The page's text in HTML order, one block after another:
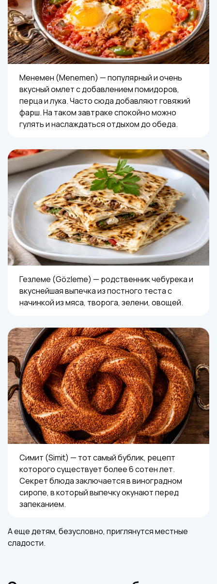
Менемен (Menemen) — популярный и очень
вкусный омлет с добавлением помидоров,
перца и лука. Часто сюда добавляют говяжий
фарш. На таком завтраке спокойно можно
гулять и наслаждаться отдыхом до обеда.
Гезлеме (Gözleme) — родственник чебурека и
вкуснейшая выпечка из постного теста с
начинкой из мяса, творога, зелени, овощей.
Симит (Simit) — тот самый бублик, рецепт
которого существует более 6 сотен лет.
Секрет блюда заключается в виноградном
сиропе, в который выпечку окунают перед
запеканием.
А еще детям, безусловно, приглянутся местные
сладости.